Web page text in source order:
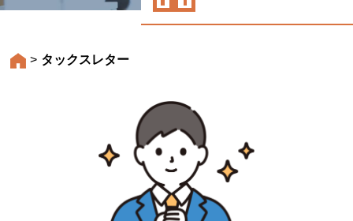
> タックスレター